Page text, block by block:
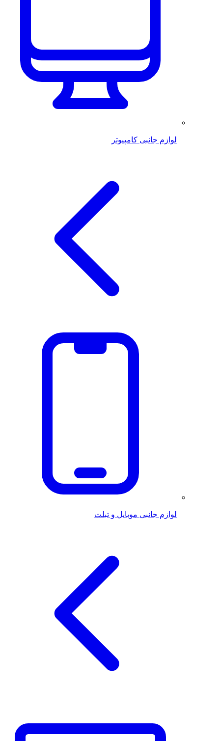
لوازم جانبی کامپیوتر
لوازم جانبی موبایل و تبلت